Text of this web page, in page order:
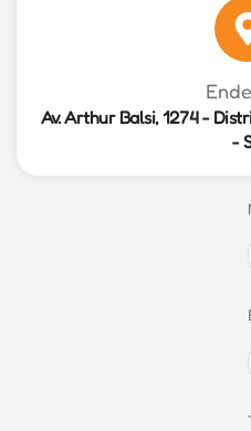
Av. Arthur Balsi, 1274 -
-